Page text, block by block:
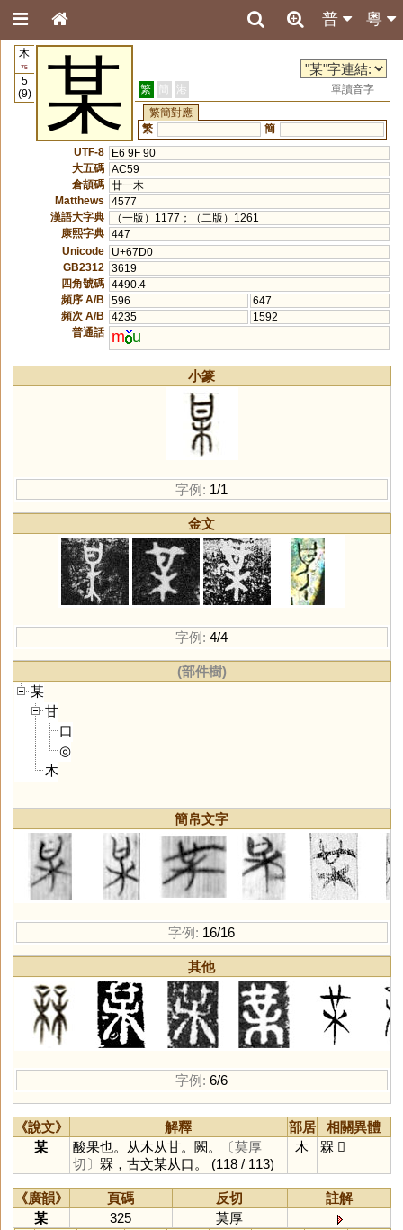
粵
普
木
75
5
(9)
某 繁 簡 港
單讀音字
繁簡對應
繁
簡
UTF-8
E6 9F 90
大五碼 AC59
倉頡碼 廿一木
Matthews
4577
漢語大字典
（一版）1177；（二版）1261
康熙字典 447
Unicode
U+67D0
GB2312
3619
四角號碼 4490.4
頻序 A/B
596
647
頻次 A/B
4235
1592
普通話
m u
小篆
字例: 1/1
金文
字例: 4/4
(部件樹)
某
甘
口
◎
木
簡帛文字
字例: 16/16
其他
字例: 6/6
《說文》 解釋 部居
相關異體
某
酸果也。从木从甘。闕。
〔莫厚
切〕 槑，古文某从口。 (118 / 113)
木 槑 𣚨
《廣韻》 頁碼 反切
註解
某
325
莫厚